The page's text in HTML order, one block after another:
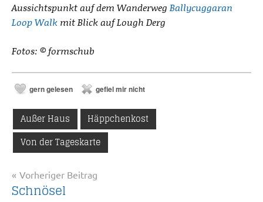
Aussichtspunkt auf dem Wanderweg Ballycuggaran
Loop Walk mit Blick auf Lough Derg
Fotos: © formschub
gern gelesen gefiel mir nicht
Außer Haus
Häppchenkost
Von der Tageskarte
Beitragsnavigation
Vorheriger Beitrag
Schnösel